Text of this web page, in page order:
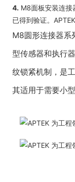
4. M8面板安装连接
已得到验证。
M8圆形连接器系
型传感器和执行
纹锁紧机制，是
其适用于需要小